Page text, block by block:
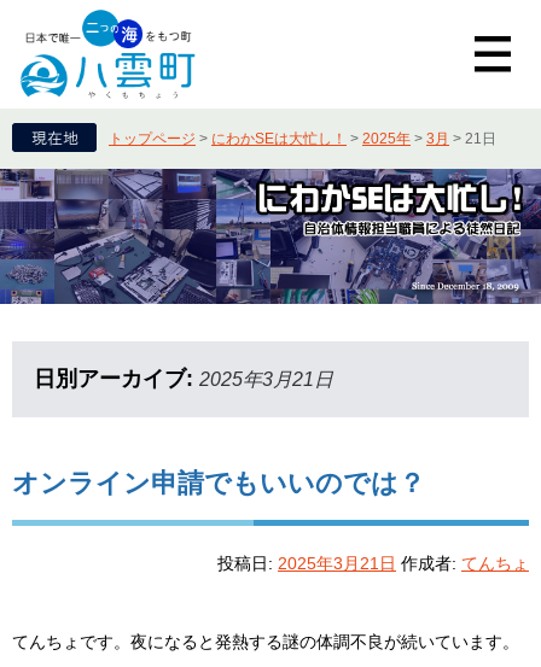
トップページ > にわかSEは大忙し！ > 2025年 > 3月 > 21日
日別アーカイブ: 2025年3月21日
オンライン申請でもいいのでは？
投稿日: 2025年3月21日 作成者: てんちょ
てんちょです。夜になると発熱する謎の体調不良が続いています。